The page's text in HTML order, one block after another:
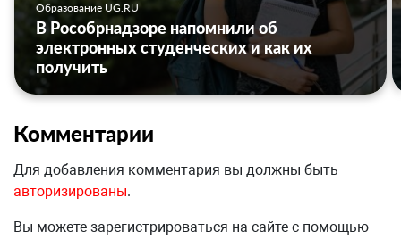
Образование UG.RU
В Рособрнадзоре напомнили об
электронных студенческих и как их
получить
Комментарии
Для добавления комментария вы должны быть
авторизированы.
Вы можете зарегистрироваться на сайте с помощью